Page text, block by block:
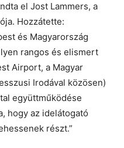
el Jost Lammers, a
Hozzátette:
és Magyarország
rangos és elismert
Airport, a Magyar
Irodával közösen)
együttműködése
hogy az idelátogató
részt.”